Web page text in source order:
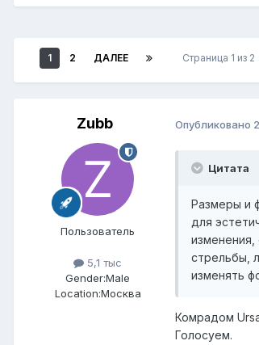
1 2 ДАЛЕЕ Страница 1 из 2
Zubb
Пользователь
5,1 тыс
Gender:Male
Location:Москва
Опубликовано
Цитата
Размеры и
для
стрельбы,
изменять
Комрадом
Голосуем.